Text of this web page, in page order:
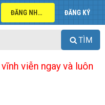
ĐĂNG NHẬP ĐĂNG KÝ
TÌM
viễn ngay và luôn